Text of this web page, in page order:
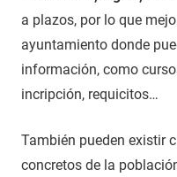
a plazos, por lo que
ayuntamiento donde
información, como
incripción, requicitos…
También pueden existir
concretos de la